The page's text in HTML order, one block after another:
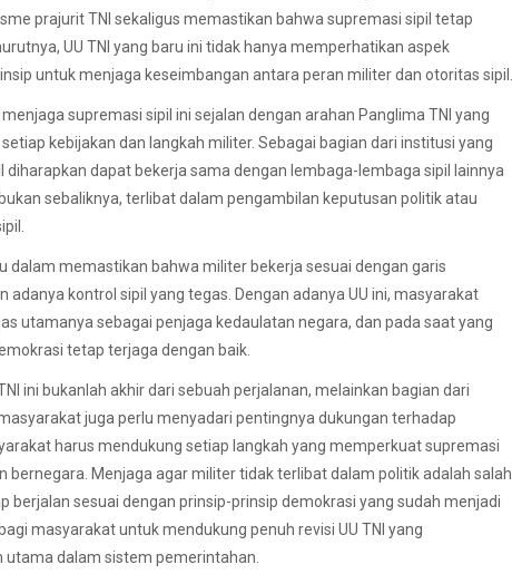
prajurit TNI sekaligus memastikan bahwa supremasi sipil tetap
UU TNI yang baru ini tidak hanya memperhatikan aspek
untuk menjaga keseimbangan antara peran militer dan otoritas sipil.
supremasi sipil ini sejalan dengan arahan Panglima TNI yang
kebijakan dan langkah militer. Sebagai bagian dari institusi yang
dapat bekerja sama dengan lembaga-lembaga sipil lainnya
sebaliknya, terlibat dalam pengambilan keputusan politik atau
dalam memastikan bahwa militer bekerja sesuai dengan garis
kontrol sipil yang tegas. Dengan adanya UU ini, masyarakat
utamanya sebagai penjaga kedaulatan negara, dan pada saat yang
tetap terjaga dengan baik.
ini bukanlah akhir dari sebuah perjalanan, melainkan bagian dari
juga perlu menyadari pentingnya dukungan terhadap
harus mendukung setiap langkah yang memperkuat supremasi
bernegara. Menjaga agar militer tidak terlibat dalam politik adalah salah
sesuai dengan prinsip-prinsip demokrasi yang sudah menjadi
masyarakat untuk mendukung penuh revisi UU TNI yang
utama dalam sistem pemerintahan.